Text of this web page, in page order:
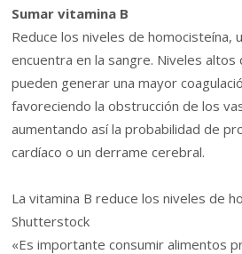
Sumar vitamina B
Reduce los niveles de homocisteína,
encuentra en la sangre. Niveles altos
pueden generar una mayor
favoreciendo la obstrucción de los
aumentando así la probabilidad de
cardíaco o un derrame cerebral.
La vitamina B reduce los niveles de
Shutterstock
«Es importante consumir alimentos